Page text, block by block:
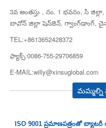
3వ అంతస్తు , నం. 1 భవనం, సి
బావోన్ జిల్లా షెన్‌జెన్, గ్వాంగ్‌డాంగ్,
TEL:+8613652428372
ఫ్యాక్స్:0086-755-29706859
E-MAIL:willy@xinsuglobal.com
మమ్మల్ని
ISO 9001 ప్రమాణపత్రంతో